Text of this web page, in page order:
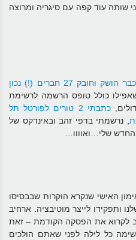
וכבר כמה ימים שב 11:30 אני שותה עוד קפה עם סיגריה ומרוצה
עמוד הפייסבוק כבר הושק וחובק 27 חברים (!) נכון
כולל טופס הרשמה לרשימת
כתבתי 2 טורים לפורטל תל
, נרשמתי בדפי זהב ובאינדקס של
שלי…ואוווו…
האישי שנקרא הוקרות שבבסיסו
ותפקידו לייצר מוטיבציה. ארחיב
לקרוא את הפסקה הקודמת – זאת
כל לילה לפני שאתם הולכים